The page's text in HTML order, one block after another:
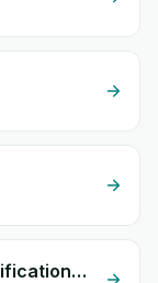
PrestaShop + Email Notifications by eGrow